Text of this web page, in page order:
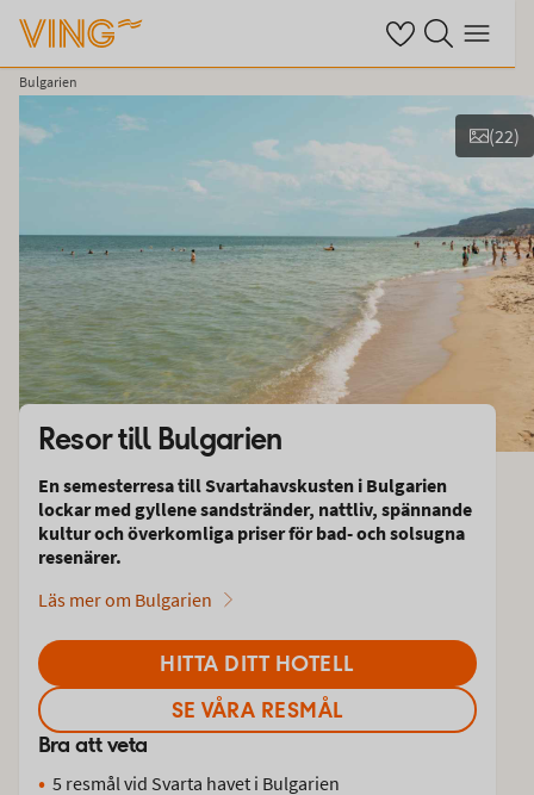
Se dina sparade
Sök på ving.se
Meny
Bulgarien
Se bilder
(22)
Resor till Bulgarien
En semesterresa till Svartahavskusten i Bulgarien
lockar med gyllene sandstränder, nattliv, spännande
kultur och överkomliga priser för bad- och solsugna
resenärer.
Läs mer om Bulgarien
HITTA DITT HOTELL
SE VÅRA RESMÅL
Bra att veta
5 resmål vid Svarta havet i Bulgarien